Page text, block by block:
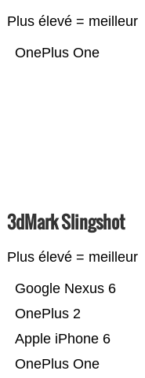
Plus élevé = meilleur
OnePlus One
3dMark Slingshot
Plus élevé = meilleur
OnePlus One
Apple iPhone 6
OnePlus 2
Google Nexus 6